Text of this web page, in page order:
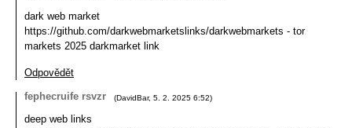
dark web market
https://github.com/darkwebmarketslinks/darkwebmarkets - tor
markets 2025 darkmarket link
Odpovědět
fephecruife rsvzr
(DavidBar, 5. 2. 2025 6:52)
deep web links